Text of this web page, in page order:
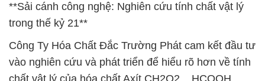
**Sải cánh công nghệ: Nghiên cứu tính chất vật lý
trong thế kỷ 21**
Công Ty Hóa Chất Đắc Trường Phát cam kết đầu tư
vào nghiên cứu và phát triển để hiểu rõ hơn về tính
chất vật lý của hóa chất Axít CH2O2 _ HCOOH